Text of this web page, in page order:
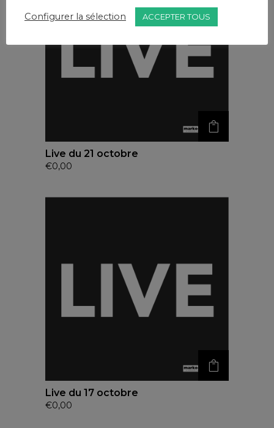
Live du 21 octobre
€0,00
Live du 17 octobre
€0,00
Configurer la sélection ACCEPTER TOUS